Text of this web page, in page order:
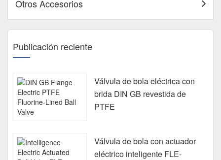
Otros Accesorios
Publicación reciente
Válvula de bola eléctrica con
brida DIN GB revestida de
PTFE
Válvula de bola con actuador
eléctrico inteligente FLE-